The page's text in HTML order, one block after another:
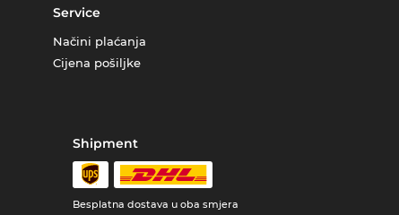
Service
Načini plaćanja
Cijena pošiljke
Shipment
Besplatna dostava u oba smjera